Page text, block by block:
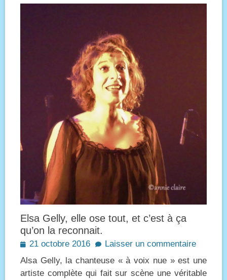
Elsa Gelly, elle ose tout, et c’est à ça
qu’on la reconnait.
Posted
21 octobre 2016
Laisser un commentaire
Alsa Gelly, la chanteuse « à voix nue » est une
artiste complète qui fait sur scène une véritable